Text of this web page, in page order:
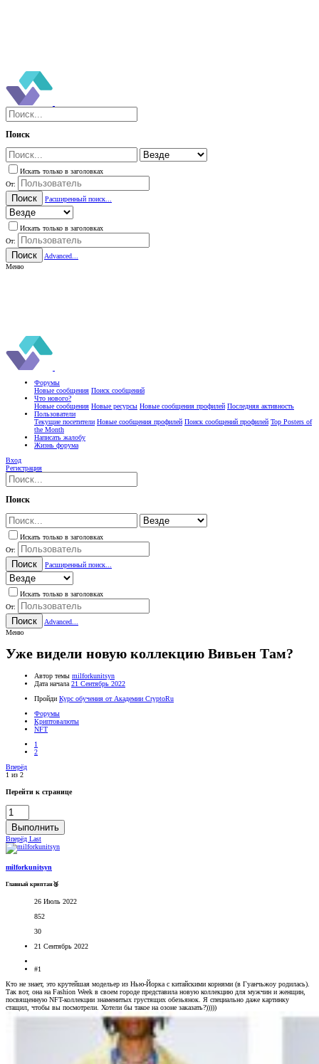
Поиск
Искать только в заголовках
От:
Поиск Расширенный поиск...
Искать только в заголовках
От:
Поиск
Advanced...
Меню
Форумы
Новые сообщения Поиск сообщений
Что нового?
Новые сообщения Новые ресурсы Новые сообщения профилей Последняя активность
Пользователи
Текущие посетители Новые сообщения профилей Поиск сообщений профилей Top Posters of
the Month
Написать жалобу
Жизнь форума
Вход
Регистрация
Поиск
Искать только в заголовках
От:
Поиск Расширенный поиск...
Искать только в заголовках
От:
Поиск
Advanced...
Меню
Уже видели новую коллекцию Вивьен Там?
Автор темы milforkunitsyn
Дата начала 21 Сентябрь 2022
Пройди Курс обучения от Академии CryptoRu
Форумы
Криптовалюты
NFT
1
2
Вперёд
1 из 2
Перейти к странице
Выполнить
Вперёд Last
milforkunitsyn
Главный криптан🥉
26 Июль 2022
852
30
21 Сентябрь 2022
#1
Кто не знает, это крутейшая модельер из Нью-Йорка с китайскими корнями (в Гуанчьжоу родилась).
Так вот, она на Fashion Week в своем городе представила новую коллекцию для мужчин и женщин,
посвященную NFT-коллекции знаменитых грустящих обезьянок. Я специально даже картинку
стащил, чтобы вы посмотрели. Хотели бы такое на озоне заказать?)))))